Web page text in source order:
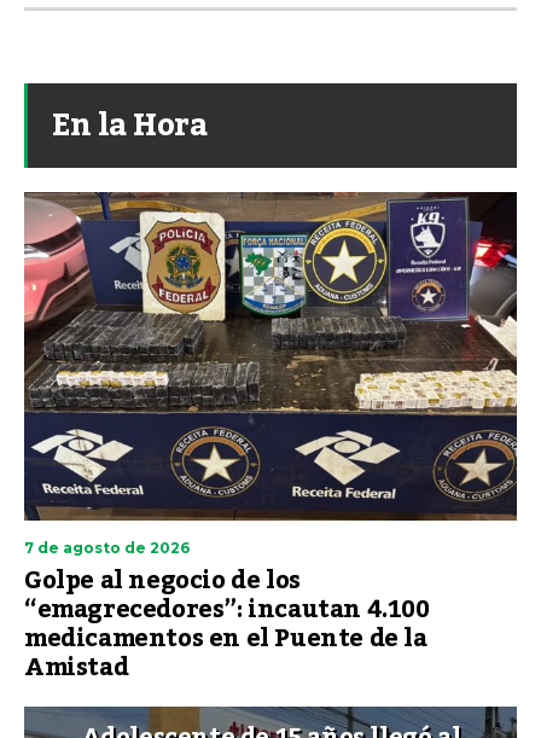
En la Hora
7 de agosto de 2026
Golpe al negocio de los
“emagrecedores”: incautan 4.100
medicamentos en el Puente de la
Amistad